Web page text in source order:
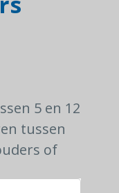
5 en 12
tussen
of